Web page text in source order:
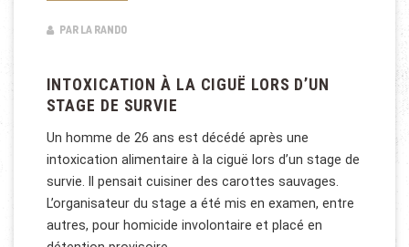
PAR LA RANDO
INTOXICATION À LA CIGUË LORS D’UN
STAGE DE SURVIE
Un homme de 26 ans est décédé après une
intoxication alimentaire à la ciguë lors d’un stage de
survie. Il pensait cuisiner des carottes sauvages.
L’organisateur du stage a été mis en examen, entre
autres, pour homicide involontaire et placé en